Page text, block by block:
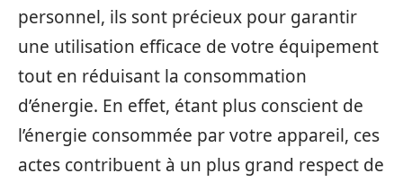
personnel, ils sont précieux pour garantir
une utilisation efficace de votre équipement
tout en réduisant la consommation
d’énergie. En effet, étant plus conscient de
l’énergie consommée par votre appareil, ces
actes contribuent à un plus grand respect de